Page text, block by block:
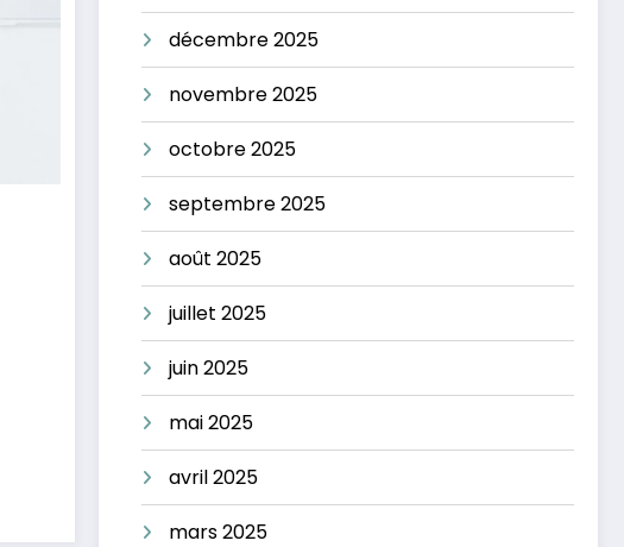
décembre 2025
novembre 2025
octobre 2025
septembre 2025
août 2025
juillet 2025
juin 2025
mai 2025
avril 2025
mars 2025